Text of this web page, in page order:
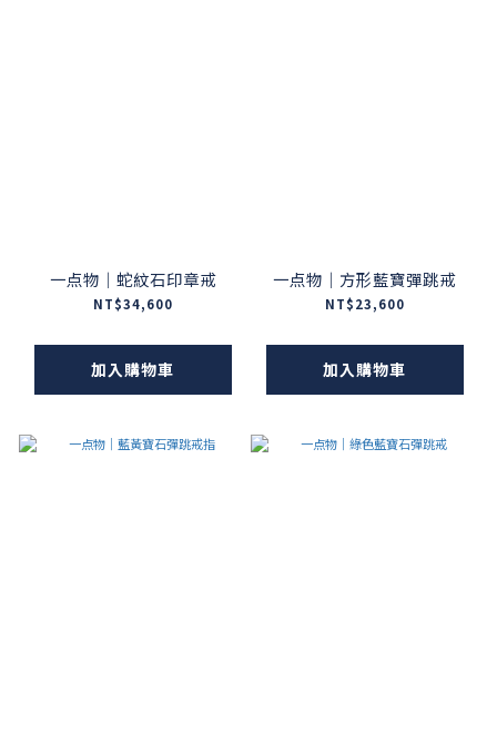
一点物｜蛇紋石印章戒
NT$34,600
加入購物車
一点物｜方形藍寶彈跳戒
NT$23,600
加入購物車